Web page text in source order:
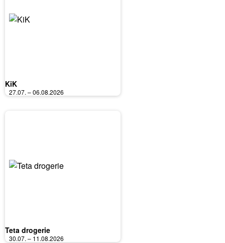
KiK
27.07. – 06.08.2026
Teta drogerie
30.07. – 11.08.2026